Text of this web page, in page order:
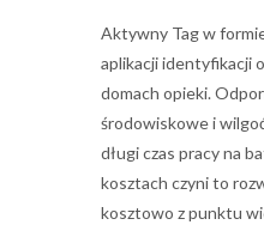
Aktywny Tag w
aplikacji identyfikacji
domach opieki.
środowiskowe i
długi czas pracy na
kosztach czyni to
kosztowo z punktu